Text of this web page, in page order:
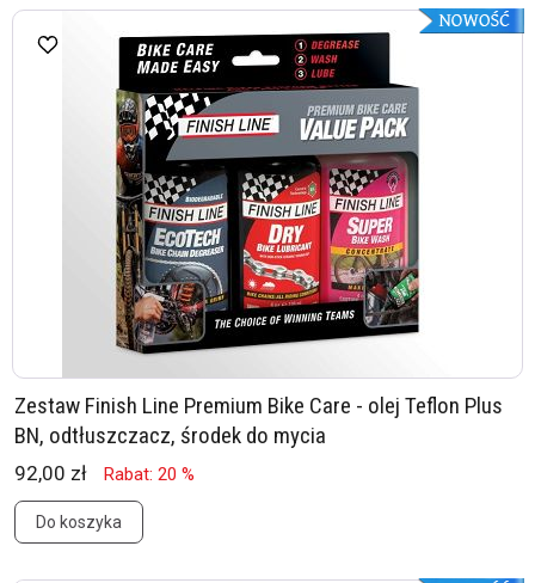
Zestaw Finish Line Premium Bike Care - olej Teflon Plus
BN, odtłuszczacz, środek do mycia
92,00 zł Rabat: 20 %
Do koszyka